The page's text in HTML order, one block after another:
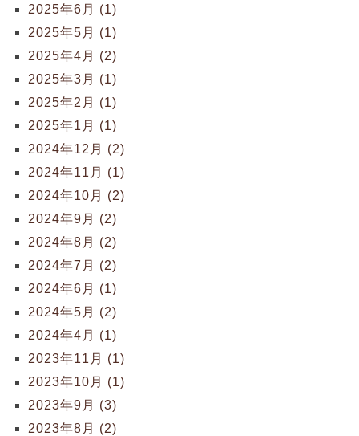
2025年6月 (1)
2025年5月 (1)
2025年4月 (2)
2025年3月 (1)
2025年2月 (1)
2025年1月 (1)
2024年12月 (2)
2024年11月 (1)
2024年10月 (2)
2024年9月 (2)
2024年8月 (2)
2024年7月 (2)
2024年6月 (1)
2024年5月 (2)
2024年4月 (1)
2023年11月 (1)
2023年10月 (1)
2023年9月 (3)
2023年8月 (2)